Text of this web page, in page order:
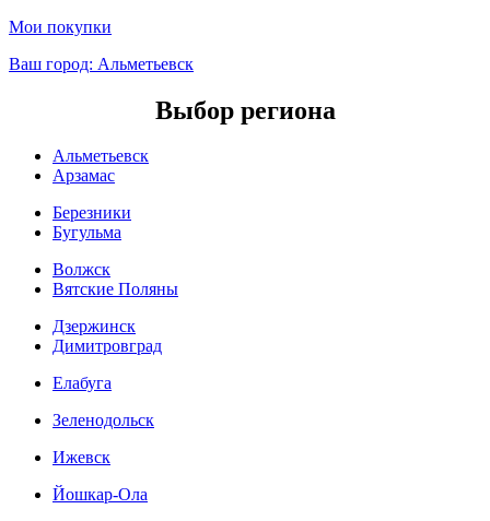
Мои покупки
Ваш город: Альметьевск
Выбор региона
Альметьевск
Арзамас
Березники
Бугульма
Волжск
Вятские Поляны
Дзержинск
Димитровград
Елабуга
Зеленодольск
Ижевск
Йошкар-Ола